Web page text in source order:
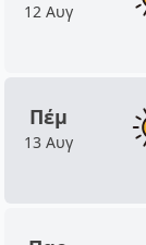
12 Αυγ
Πέμ
13 Αυγ